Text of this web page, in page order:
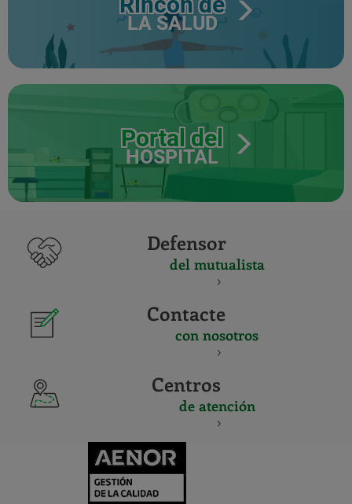
LA SALUD
Portal del
HOSPITAL
Defensor
del mutualista
Contacte
con nosotros
Centros
de atención